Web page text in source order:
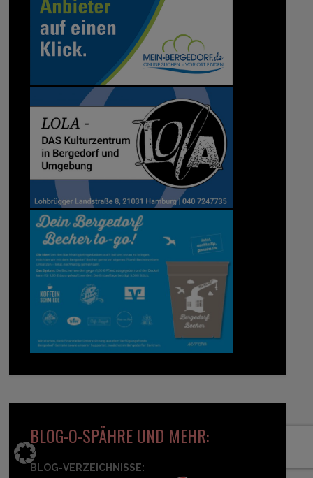
BLOG-O-SPÄHRE UND MEHR:
BLOG-VERZEICHNISSE: